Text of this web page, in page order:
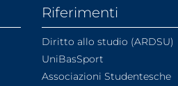
Riferimenti
Diritto allo studio (ARDSU)
UniBasSport
Associazioni Studentesche